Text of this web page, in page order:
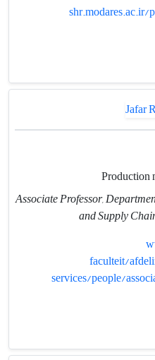
Associate Professor,
and Supply
faculteit/
services/people/